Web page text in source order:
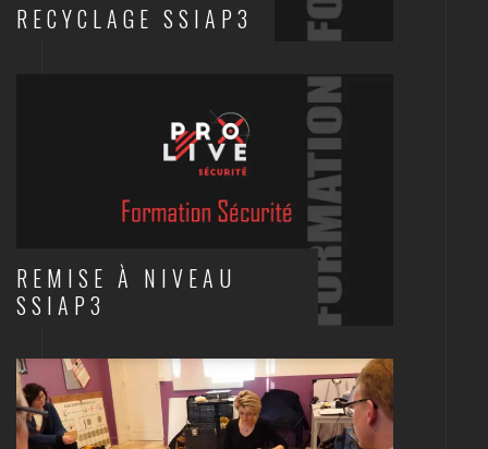
RECYCLAGE SSIAP3
REMISE À NIVEAU
SSIAP3